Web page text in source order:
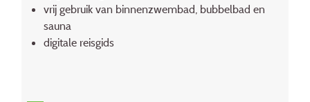
vrij gebruik van binnenzwembad, bubbelbad en
sauna
digitale reisgids